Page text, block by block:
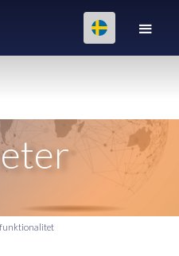
funktionalitet